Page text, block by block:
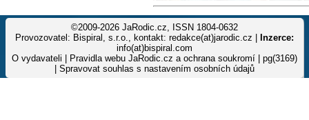
©2009-2026 JaRodic.cz, ISSN 1804-0632
Provozovatel: Bispiral, s.r.o., kontakt: redakce(at)jarodic.cz |
Inzerce:
info(at)bispiral.com
O vydavateli
Pravidla webu JaRodic.cz a ochrana soukromí | pg(3169)
Spravovat souhlas s nastavením osobních údajů